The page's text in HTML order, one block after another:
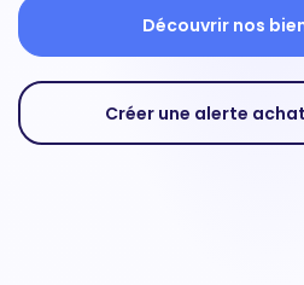
Découvrir nos
Créer une alerte